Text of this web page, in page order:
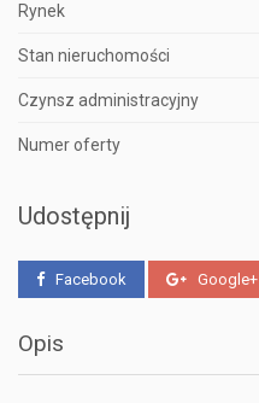
Rynek
Stan nieruchomości
Czynsz administracyjny
Numer oferty
Udostępnij
Facebook Google+
Opis